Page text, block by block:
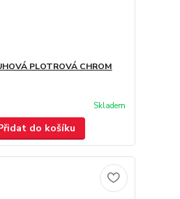
PLOTROVÁ CHROM
Skladem
do košíku